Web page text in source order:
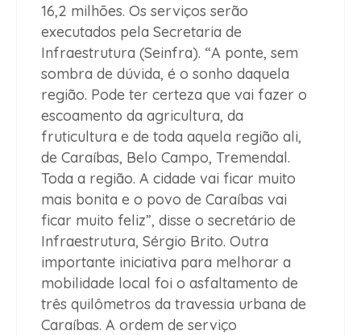
16,2 milhões. Os serviços serão
executados pela Secretaria de
Infraestrutura (Seinfra). “A ponte, sem
sombra de dúvida, é o sonho daquela
região. Pode ter certeza que vai fazer o
escoamento da agricultura, da
fruticultura e de toda aquela região ali,
de Caraíbas, Belo Campo, Tremendal.
Toda a região. A cidade vai ficar muito
mais bonita e o povo de Caraíbas vai
ficar muito feliz”, disse o secretário de
Infraestrutura, Sérgio Brito. Outra
importante iniciativa para melhorar a
mobilidade local foi o asfaltamento de
três quilômetros da travessia urbana de
Caraíbas. A ordem de serviço